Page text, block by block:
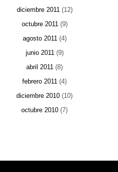
diciembre 2011(12)
octubre 2011(9)
agosto 2011(4)
junio 2011(9)
abril 2011 (8)
febrero 2011 (4)
diciembre 2010 (10)
octubre 2010 (7)